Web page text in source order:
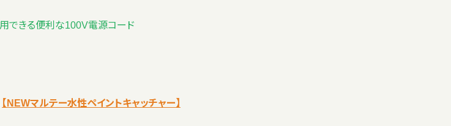
できる便利な100V電源コード
【NEWマルテー水性ペイントキャッチャー】